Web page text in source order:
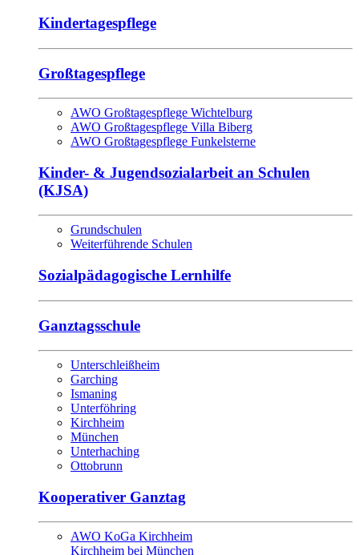
Kindertagespflege
Großtagespflege
AWO Großtagespflege Wichtelburg
AWO Großtagespflege Villa Biberg
AWO Großtagespflege Funkelsterne
Kinder- & Jugendsozialarbeit an Schulen
(KJSA)
Grundschulen
Weiterführende Schulen
Sozialpädagogische Lernhilfe
Ganztagsschule
Unterschleißheim
Garching
Ismaning
Unterföhring
Kirchheim
München
Unterhaching
Ottobrunn
Kooperativer Ganztag
AWO KoGa Kirchheim
Kirchheim bei München